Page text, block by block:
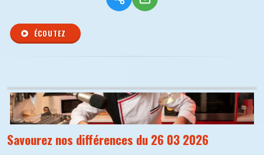
ÉCOUTEZ
Savourez nos différences du 26 03 2026